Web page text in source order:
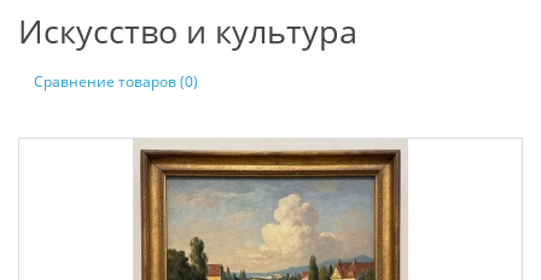
Искусство и культура
Сравнение товаров (0)